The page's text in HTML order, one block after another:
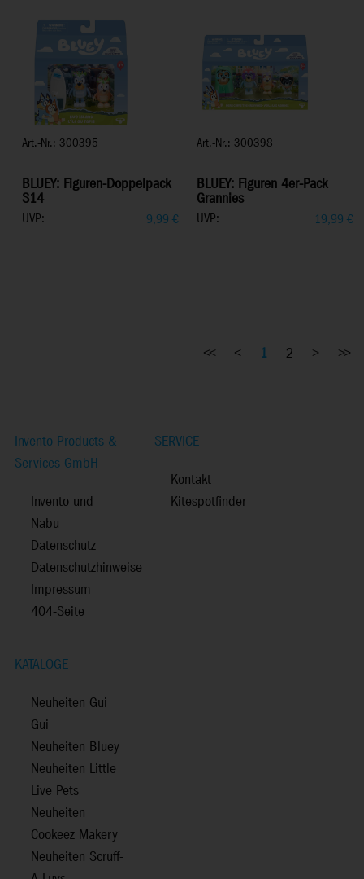
Art.-Nr.: 300395
BLUEY: Figuren-Doppelpack
S14
UVP: 9,99 €
Art.-Nr.: 300398
BLUEY: Figuren 4er-Pack
Grannies
UVP: 19,99 €
<< < 1 2 > >>
Invento Products &
Services GmbH
Invento und
Nabu
Datenschutz
Datenschutzhinweise
Impressum
404-Seite
SERVICE
Kontakt
Kitespotfinder
KATALOGE
Neuheiten Gui
Gui
Neuheiten Bluey
Neuheiten Little
Live Pets
Neuheiten
Cookeez Makery
Neuheiten Scruff-